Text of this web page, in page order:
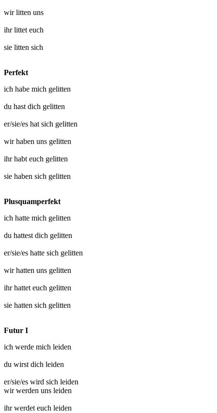
wirlitten uns
ihrlittet euch
sie litten sich
Perfekt
ich habe mich gelitten
du hast dich gelitten
er/sie/es hat sich gelitten
wir haben uns gelitten
ihr habt euch gelitten
sie haben sich gelitten
Plusquamperfekt
ich hatte mich gelitten
du hattest dich gelitten
er/sie/es hatte sich gelitten
wir hatten uns gelitten
ihr hattet euch gelitten
sie hatten sich gelitten
Futur I
ich werde mich leiden
du wirst dich leiden
er/sie/es wird sich leiden
wir werden uns leiden
ihr werdet euch leiden